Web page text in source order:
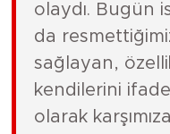
olaydı. Bugün
da
sağlayan,
kendilerini
olarak